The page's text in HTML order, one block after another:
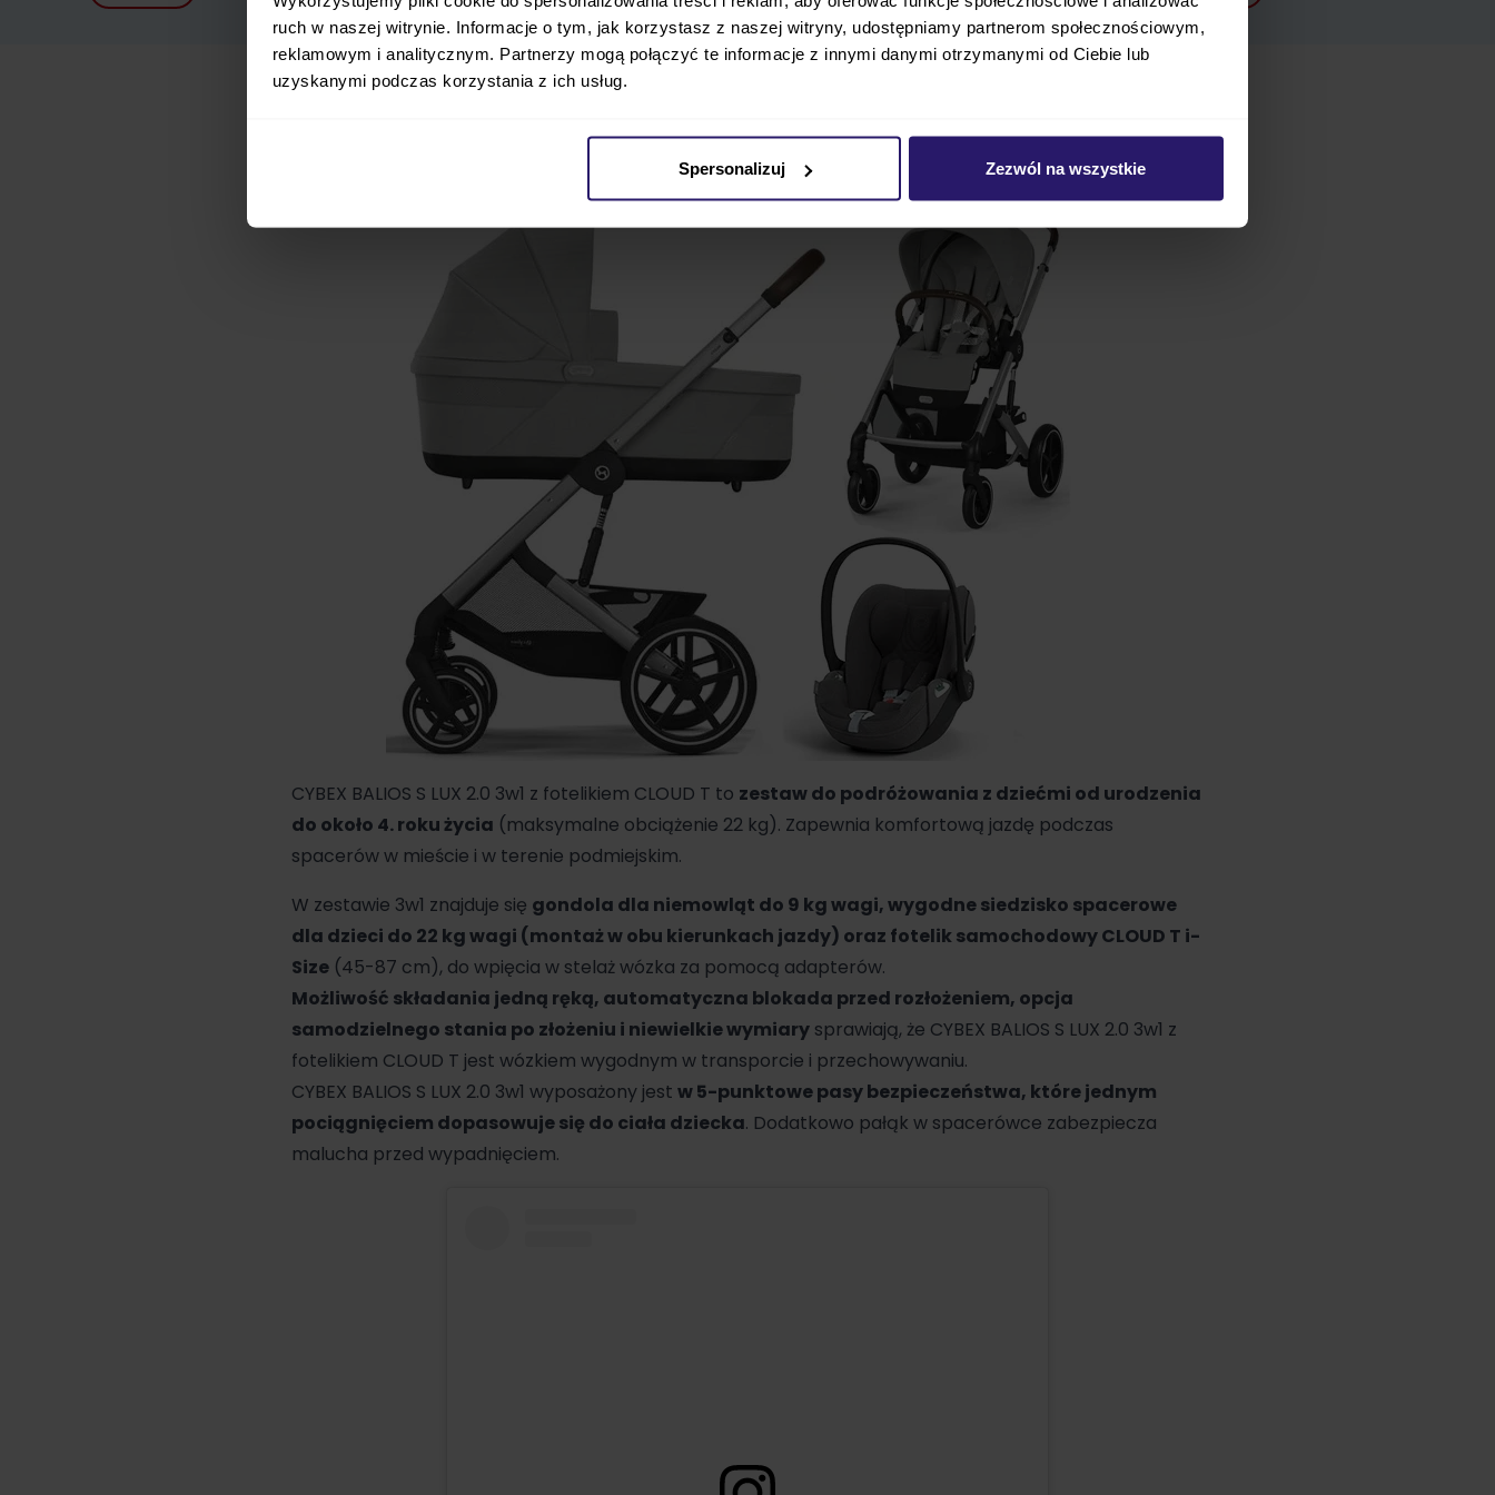
ruch w naszej witrynie. Informacje o tym, jak korzystasz z naszej witryny, udostępniamy partnerom społecznościowym,
reklamowym i analitycznym. Partnerzy mogą połączyć te informacje z innymi danymi otrzymanymi od Ciebie lub
uzyskanymi podczas korzystania z ich usług.
Spersonalizuj Zezwól na wszystkie
CYBEX BALIOS S LUX 2.0 3w1 z fotelikiem CLOUD T – najważniejsze informacje
CYBEX BALIOS S LUX 2.0 3w1 z fotelikiem CLOUD T to zestaw do podróżowania z dziećmi od urodzenia
do około 4. roku życia (maksymalne obciążenie 22 kg). Zapewnia komfortową jazdę podczas
spacerów w mieście i w terenie podmiejskim.
W zestawie 3w1 znajduje się gondola dla niemowląt do 9 kg wagi, wygodne siedzisko spacerowe
dla dzieci do 22 kg wagi (montaż w obu kierunkach jazdy) oraz fotelik samochodowyCLOUD T i-
Size (45-87 cm), do wpięcia w stelaż wózka za pomocą adapterów.
Możliwość składania jedną ręką, automatyczna blokada przed rozłożeniem, opcja
samodzielnego stania po złożeniu i niewielkie wymiary sprawiają, że CYBEX BALIOS S LUX 2.0 3w1 z
fotelikiem CLOUD T jest wózkiem wygodnym w transporcie i przechowywaniu.
CYBEX BALIOS S LUX 2.0 3w1 wyposażony jest w 5-punktowe pasy bezpieczeństwa, które jednym
pociągnięciem dopasowuje się do ciała dziecka. Dodatkowo pałąk w spacerówce zabezpiecza
malucha przed wypadnięciem.